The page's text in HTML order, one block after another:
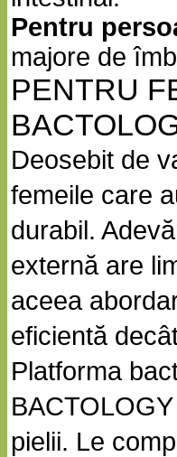
Pentru
majore de
PENTRU
Deosebit de
femeile care
durabil.
externă are
aceea
eficientă
Platforma
pielii. Le